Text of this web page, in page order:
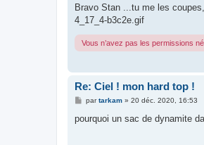
Bravo Stan ...tu me les
4_17_4-b3c2e.gif
Vous n’avez pas les permissions
Re: Ciel ! mon hard top !
M
s
partarkam» 20 déc. 2020, 16:53
pourquoi un sac de dynamite